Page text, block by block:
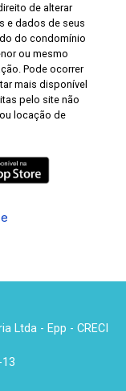
de alterar
e dados de seus
do condomínio
ou mesmo
Pode ocorrer
mais disponível
pelo site não
locação de
Ltda - Epp - CRECI